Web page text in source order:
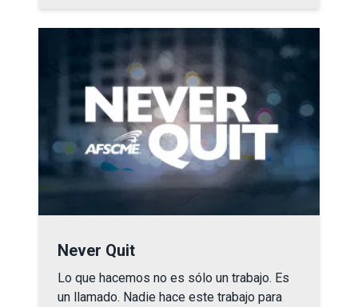
Never Quit
Lo que hacemos no es sólo un trabajo. Es
un llamado. Nadie hace este trabajo para